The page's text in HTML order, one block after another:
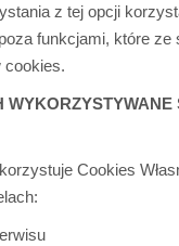
z tej opcji
funkcjami, które ze
cookies.
Cookies